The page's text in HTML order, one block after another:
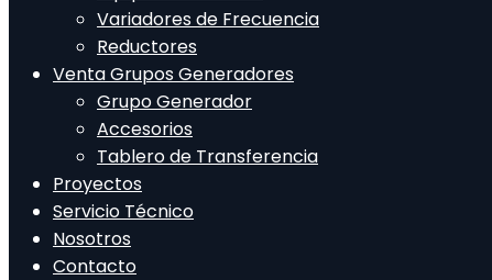
Variadores de Frecuencia
Reductores
Venta Grupos Generadores
Grupo Generador
Accesorios
Tablero de Transferencia
Proyectos
Servicio Técnico
Nosotros
Contacto